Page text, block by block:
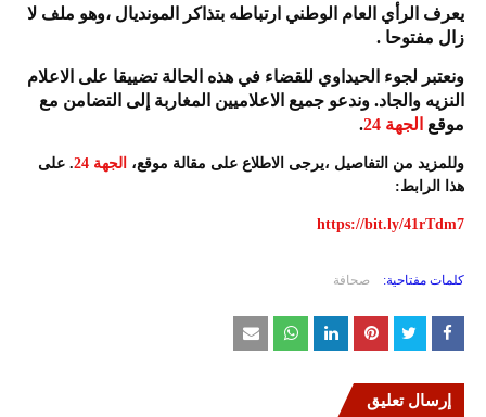
يعرف الرأي العام الوطني ارتباطه بتذاكر المونديال ،وهو ملف لا
زال مفتوحا .
ونعتبر لجوء الحيداوي للقضاء في هذه الحالة تضييقا على الاعلام
النزيه والجاد. وندعو جميع الاعلاميين المغاربة إلى التضامن مع
موقع الجهة 24 .
وللمزيد من التفاصيل ،يرجى الاطلاع على مقالة موقع، الجهة 24
. على
هذا الرابط:
https://bit.ly/41rTdm7
كلمات مفتاحية: صحافة
إرسال تعليق